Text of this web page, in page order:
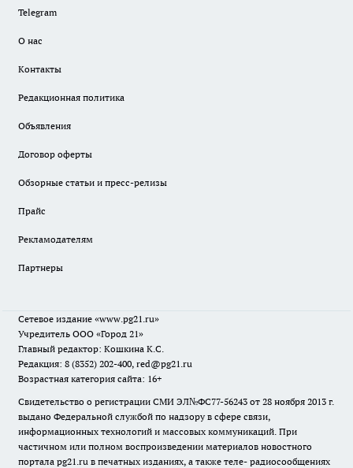
Telegram
О нас
Контакты
Редакционная политика
Объявления
Договор оферты
Обзорные статьи и пресс-релизы
Прайс
Рекламодателям
Партнеры
Сетевое издание «www.pg21.ru»
Учредитель ООО «Город 21»
Главный редактор: Кошкина К.С.
Редакция: 8 (8352) 202-400, red@pg21.ru
Возрастная категория сайта: 16+
Свидетельство о регистрации СМИ ЭЛ№ФС77-56243 от 28 ноября 2013 г.
выдано Федеральной службой по надзору в сфере связи,
информационных технологий и массовых коммуникаций. При
частичном или полном воспроизведении материалов новостного
портала pg21.ru в печатных изданиях, а также теле- радиосообщениях